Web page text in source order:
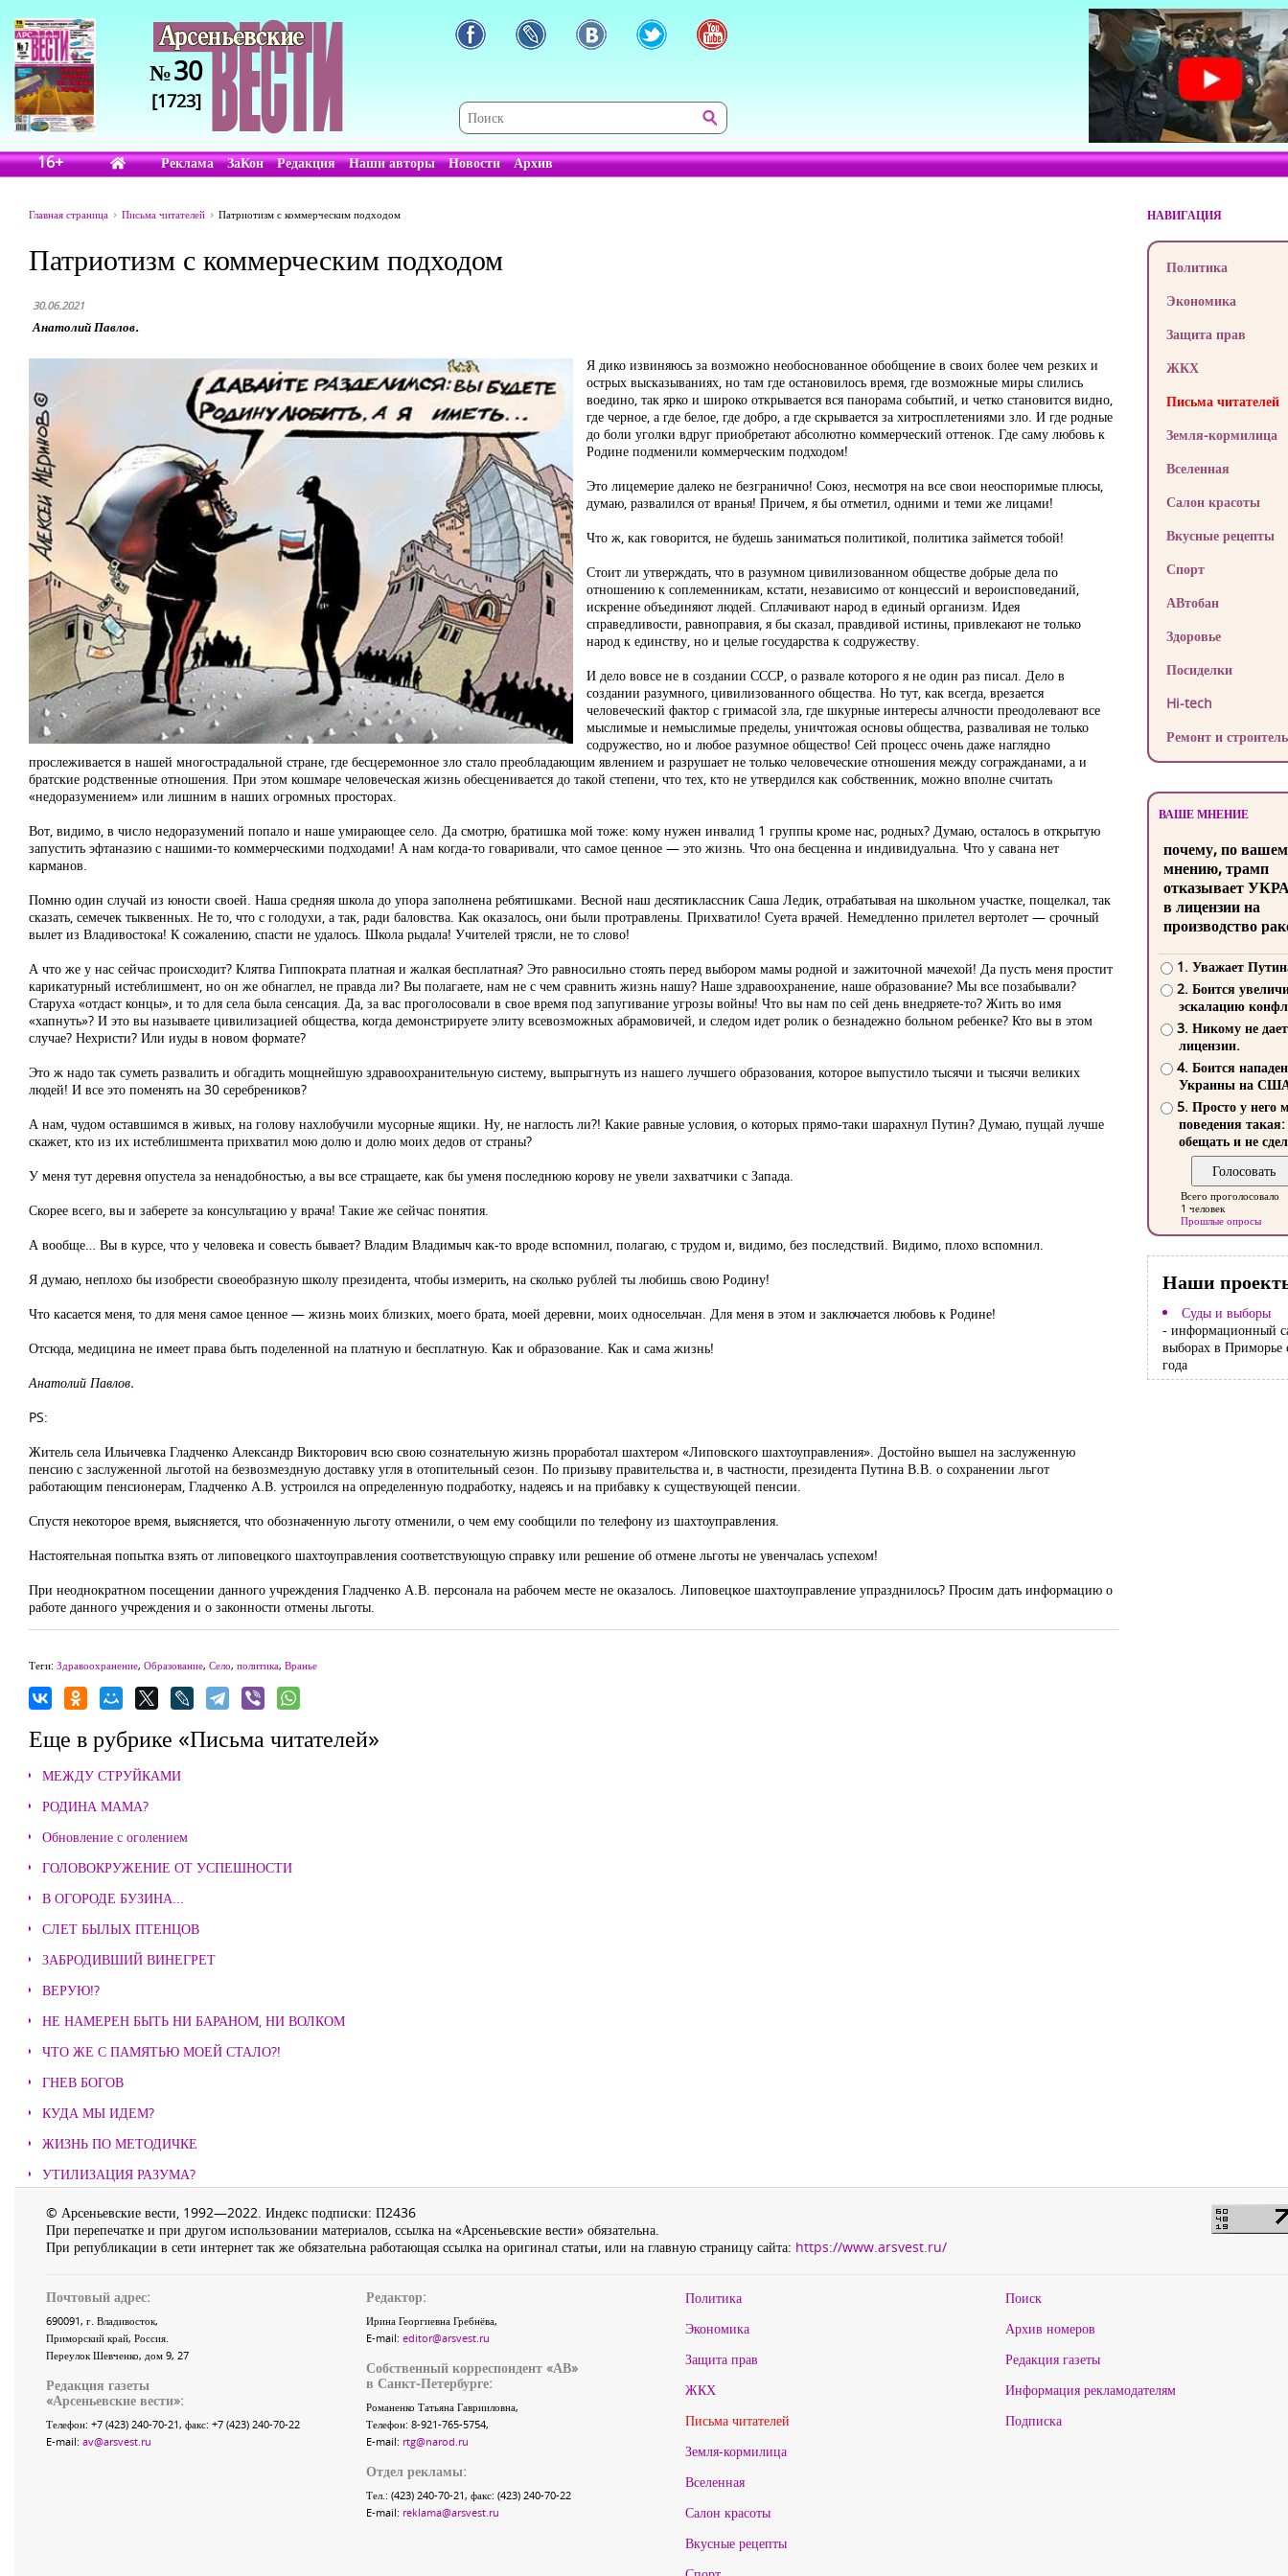
№30
[1723]
16+ Реклама ЗаКон Редакция Наши авторы Новости Архив
Главная страница Письма читателей Патриотизм с коммерческим подходом
Патриотизм с коммерческим подходом
30.06.2021
Анатолий Павлов.
Я дико извиняюсь за возможно необоснованное обобщение в своих более чем резких и
острых высказываниях, но там где остановилось время, где возможные миры слились
воедино, так ярко и широко открывается вся панорама событий, и четко становится видно,
где черное, а где белое, где добро, а где скрывается за хитросплетениями зло. И где родные
до боли уголки вдруг приобретают абсолютно коммерческий оттенок. Где саму любовь к
Родине подменили коммерческим подходом!
Это лицемерие далеко не безгранично! Союз, несмотря на все свои неоспоримые плюсы,
думаю, развалился от вранья! Причем, я бы отметил, одними и теми же лицами!
Что ж, как говорится, не будешь заниматься политикой, политика займется тобой!
Стоит ли утверждать, что в разумном цивилизованном обществе добрые дела по
отношению к соплеменникам, кстати, независимо от концессий и вероисповеданий,
искренне объединяют людей. Сплачивают народ в единый организм. Идея
справедливости, равноправия, я бы сказал, правдивой истины, привлекают не только
народ к единству, но и целые государства к содружеству.
И дело вовсе не в создании СССР, о развале которого я не один раз писал. Дело в
создании разумного, цивилизованного общества. Но тут, как всегда, врезается
человеческий фактор с гримасой зла, где шкурные интересы алчности преодолевают все
мыслимые и немыслимые пределы, уничтожая основы общества, разваливая не только
содружество, но и любое разумное общество! Сей процесс очень даже наглядно
прослеживается в нашей многострадальной стране, где бесцеремонное зло стало преобладающим явлением и разрушает не только человеческие отношения между согражданами, а и
братские родственные отношения. При этом кошмаре человеческая жизнь обесценивается до такой степени, что тех, кто не утвердился как собственник, можно вполне считать
«недоразумением» или лишним в наших огромных просторах.
Вот, видимо, в число недоразумений попало и наше умирающее село. Да смотрю, братишка мой тоже: кому нужен инвалид 1 группы кроме нас, родных? Думаю, осталось в открытую
запустить эфтаназию с нашими-то коммерческими подходами! А нам когда-то говаривали, что самое ценное — это жизнь. Что она бесценна и индивидуальна. Что у савана нет
карманов.
Помню один случай из юности своей. Наша средняя школа до упора заполнена ребятишками. Весной наш десятиклассник Саша Ледик, отрабатывая на школьном участке, пощелкал, так
сказать, семечек тыквенных. Не то, что с голодухи, а так, ради баловства. Как оказалось, они были протравлены. Прихватило! Суета врачей. Немедленно прилетел вертолет — срочный
вылет из Владивостока! К сожалению, спасти не удалось. Школа рыдала! Учителей трясли, не то слово!
А что же у нас сейчас происходит? Клятва Гиппократа платная и жалкая бесплатная? Это равносильно стоять перед выбором мамы родной и зажиточной мачехой! Да пусть меня простит
карикатурный истеблишмент, но он же обнаглел, не правда ли? Вы полагаете, нам не с чем сравнить жизнь нашу? Наше здравоохранение, наше образование? Мы все позабывали?
Старуха «отдаст концы», и то для села была сенсация. Да, за вас проголосовали в свое время под запугивание угрозы войны! Что вы нам по сей день внедряете-то? Жить во имя
«хапнуть»? И это вы называете цивилизацией общества, когда демонстрируете элиту всевозможных абрамовичей, и следом идет ролик о безнадежно больном ребенке? Кто вы в этом
случае? Нехристи? Или иуды в новом формате?
Это ж надо так суметь развалить и обгадить мощнейшую здравоохранительную систему, выпрыгнуть из нашего лучшего образования, которое выпустило тысячи и тысячи великих
людей! И все это поменять на 30 серебреников?
А нам, чудом оставшимся в живых, на голову нахлобучили мусорные ящики. Ну, не наглость ли?! Какие равные условия, о которых прямо-таки шарахнул Путин? Думаю, пущай лучше
скажет, кто из их истеблишмента прихватил мою долю и долю моих дедов от страны?
У меня тут деревня опустела за ненадобностью, а вы все стращаете, как бы уменя последнюю корову не увели захватчики с Запада.
Скорее всего, вы и заберете за консультацию у врача! Такие же сейчас понятия.
А вообще… Вы в курсе, что у человека и совесть бывает? Владим Владимыч как-то вроде вспомнил, полагаю, с трудом и, видимо, без последствий. Видимо, плохо вспомнил.
Я думаю, неплохо бы изобрести своеобразную школу президента, чтобы измерить, на сколько рублей ты любишь свою Родину!
Что касается меня, то для меня самое ценное — жизнь моих близких, моего брата, моей деревни, моих односельчан. Для меня в этом и заключается любовь к Родине!
Отсюда, медицина не имеет права быть поделенной на платную и бесплатную. Как и образование. Как и сама жизнь!
Анатолий Павлов.
PS:
Житель села Ильичевка Гладченко Александр Викторович всю свою сознательную жизнь проработал шахтером «Липовского шахтоуправления». Достойно вышел на заслуженную
пенсию с заслуженной льготой на безвозмездную доставку угля в отопительный сезон. По призыву правительства и, в частности, президента Путина В.В. о сохранении льгот
работающим пенсионерам, Гладченко А.В. устроился на определенную подработку, надеясь и на прибавку к существующей пенсии.
Спустя некоторое время, выясняется, что обозначенную льготу отменили, о чем ему сообщили по телефону из шахтоуправления.
Настоятельная попытка взять от липовецкого шахтоуправления соответствующую справку или решение об отмене льготы не увенчалась успехом!
При неоднократном посещении данного учреждения Гладченко А.В. персонала на рабочем месте не оказалось. Липовецкое шахтоуправление упразднилось? Просим дать информацию о
работе данного учреждения и о законности отмены льготы.
Теги: Здравоохранение, Образование, Село, политика, Вранье
Еще в рубрике «Письма читателей»
МЕЖДУ СТРУЙКАМИ
РОДИНА МАМА?
Обновление с оголением
ГОЛОВОКРУЖЕНИЕ ОТ УСПЕШНОСТИ
В ОГОРОДЕ БУЗИНА...
СЛЕТ БЫЛЫХ ПТЕНЦОВ
ЗАБРОДИВШИЙ ВИНЕГРЕТ
ВЕРУЮ!?
НЕ НАМЕРЕН БЫТЬ НИ БАРАНОМ, НИ ВОЛКОМ
ЧТО ЖЕ С ПАМЯТЬЮ МОЕЙ СТАЛО?!
ГНЕВ БОГОВ
КУДА МЫ ИДЕМ?
ЖИЗНЬ ПО МЕТОДИЧКЕ
УТИЛИЗАЦИЯ РАЗУМА?
НАВИГАЦИЯ
Политика
Экономика
Защита прав
ЖКХ
Письма читателей
Земля-кормилица
Вселенная
Салон красоты
Вкусные рецепты
Спорт
АВтобан
Здоровье
Посиделки
Hi-tech
Ремонт и
ВАШЕ МНЕНИЕ
почему, по
мнению, трамп
отказывает
в лицензии на
производство
1. Уважает
2. Боится
эскалацию
3. Никому не
лицензии.
4. Боится
Украины на
5. Просто у него
поведения такая:
обещать и не
Всего проголосовало
1 человек
Прошлые опросы
Наши
Суды и выборы
- информационный
выборах в Приморье
года
© Арсеньевские вести, 1992—2022. Индекс подписки: П2436
При перепечатке и при другом использовании материалов, ссылка на «Арсеньевские вести» обязательна.
При републикации в сети интернет так же обязательна работающая ссылка на оригинал статьи, или на главную страницу сайта: https://www.arsvest.ru/
Почтовый адрес:
690091, г. Владивосток,
Приморский край, Россия.
Переулок Шевченко, дом 9, 27
Редакция газеты
«Арсеньевские вести»:
Телефон: +7 (423) 240-70-21, факс: +7 (423) 240-70-22
E-mail: av@arsvest.ru
Редактор:
Ирина Георгиевна Гребнёва,
E-mail: editor@arsvest.ru
Собственный корреспондент «АВ»
в Санкт-Петербурге:
Романенко Татьяна Гаврииловна,
Телефон: 8-921-765-5754,
E-mail: rtg@narod.ru
Отдел рекламы:
Тел.: (423) 240-70-21, факс: (423) 240-70-22
E-mail: reklama@arsvest.ru
Политика
Экономика
Защита прав
ЖКХ
Письма читателей
Земля-кормилица
Вселенная
Салон красоты
Вкусные рецепты
Поиск
Архив номеров
Редакция газеты
Информация рекламодателям
Подписка